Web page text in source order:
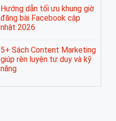
Hướng dẫn tối ưu khung giờ
đăng bài Facebook cập
nhật 2026
5+ Sách Content Marketing
giúp rèn luyện tư duy và kỹ
năng